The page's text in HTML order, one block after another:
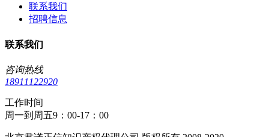
联系我们
招聘信息
联系我们
咨询热线
18911122920
工作时间
周一到周五9：00-17：00